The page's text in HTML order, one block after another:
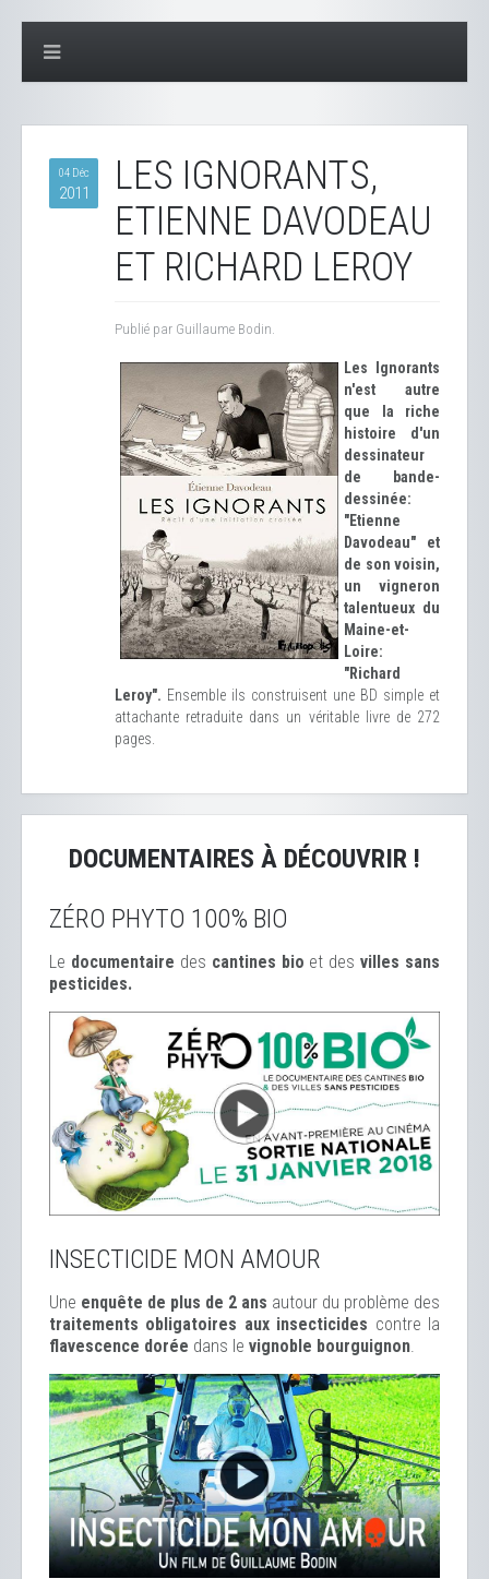
04 Déc
2011
LES IGNORANTS,
ETIENNE DAVODEAU
ET RICHARD LEROY
Publié par Guillaume Bodin.
Les Ignorants
n'est autre
que la riche
histoire d'un
dessinateur
de bande-
dessinée:
"Etienne
Davodeau" et
de son voisin,
un vigneron
talentueux du
Maine-et-
Loire:
"Richard
Leroy". Ensemble ils construisent une BD simple et
attachante retraduite dans un véritable livre de 272
pages.
DOCUMENTAIRES À DÉCOUVRIR !
ZÉRO PHYTO 100% BIO
Le documentaire des cantines bio et desvilles sans
pesticides.
INSECTICIDE MON AMOUR
Une enquête de plus de 2 ans autour du problème des
traitements obligatoires aux insecticides contre la
flavescence dorée dans le vignoble bourguignon.